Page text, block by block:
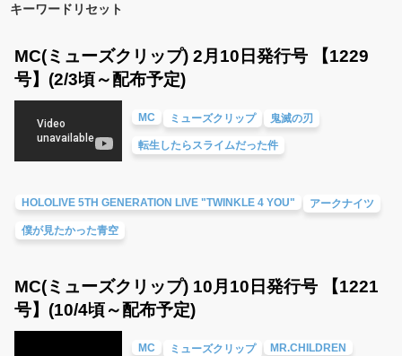
キーワードリセット
MC(ミューズクリップ) 2月10日発行号 【1229
号】(2/3頃～配布予定)
MC ミューズクリップ 鬼滅の刃
転生したらスライムだった件
HOLOLIVE 5TH GENERATION LIVE "TWINKLE 4 YOU" アークナイツ
僕が見たかった青空
MC(ミューズクリップ) 10月10日発行号 【1221
号】(10/4頃～配布予定)
MC ミューズクリップ MR.CHILDREN